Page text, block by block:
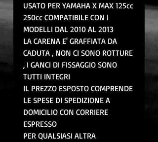
USATO PER YAMAHA X MAX 125cc
250cc COMPATIBILE CON I
MODELLI DAL 2010 AL 2013
LA CARENA E' GRAFFIATA DA
CADUTA , NON CI SONO ROTTURE
, I GANCI DI FISSAGGIO SONO
TUTTI INTEGRI
IL PREZZO ESPOSTO COMPRENDE
LE SPESE DI SPEDIZIONE A
DOMICILIO CON CORRIERE
ESPRESSO
PER QUALSIASI ALTRA